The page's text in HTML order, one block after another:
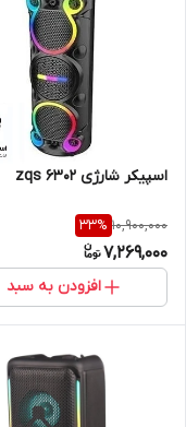
اسپیکر شارژی zqs 6302
10,900,000
33%
7,269,000
افزودن به سبد